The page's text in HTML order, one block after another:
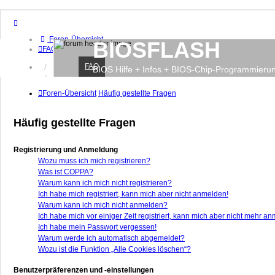
Foren-Übersicht
FAQ
Anmelden
Registrieren
BIOSFLASH
BIOS Hilfe + Infos + BIOS-Chip-
FAQ
Foren-Übersicht Häufig gestellte Fragen
Häufig gestellte Fragen
Registrierung und Anmeldung
Wozu muss ich mich registrieren?
Was ist COPPA?
Warum kann ich mich nicht registrieren?
Ich habe mich registriert, kann mich aber nicht anmelden!
Warum kann ich mich nicht anmelden?
Ich habe mich vor einiger Zeit registriert, kann mich aber nicht mehr
Ich habe mein Passwort vergessen!
Warum werde ich automatisch abgemeldet?
Wozu ist die Funktion „Alle Cookies löschen“?
Benutzerpräferenzen und -einstellungen